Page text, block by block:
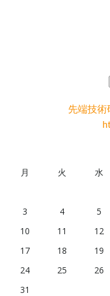
先端技術
月
火 水
3
4 5
10
11 12
17
18 19
24
25 26
31